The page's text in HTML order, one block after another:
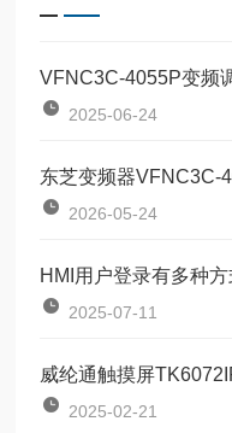
2025-06-24
2026-05-24
HMI用户登录有多种
2025-07-11
威纶通触摸屏
2025-02-21